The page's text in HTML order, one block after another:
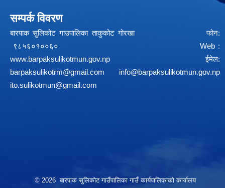
सम्पर्क विवरण
बारपाक सुलिकोट गाउपालिका ताकुकोट गोरखा फोन:
९८५६०१००६० Web :
www.barpaksulikotmun.gov.np
ईमेल:
barpaksulikotrm@gmail.com
info@barpaksulikotmun.gov.np
ito.sulikotmun@gmail.com
© 2026 बारपाक सुलिकोट गाउँपालिका गाउँ कार्यपालिकाको कार्यालय